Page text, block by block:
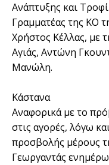
Ανάπτυξης και
Γραμματέας της ΚΟ
Χρήστος Κέλλας, με
Αγιάς, Αντώνη
Μανώλη.
Κάστανα
Αναφορικά με το
στις αγορές, λόγω
προσβολής μέρους
Γεωργαντάς